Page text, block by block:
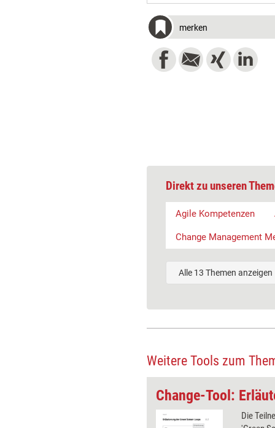
merken
Direkt zu unseren
Agile Kompetenzen
Change Management
Alle 13 Themen anzeigen
Weitere Tools zum
Die